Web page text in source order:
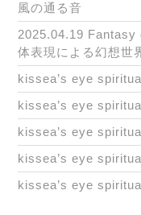
風の通る音
2025.04.19 Fantasy
体表現による幻想世
kissea’s eye
kissea’s eye
kissea’s eye
kissea’s eye
kissea’s eye